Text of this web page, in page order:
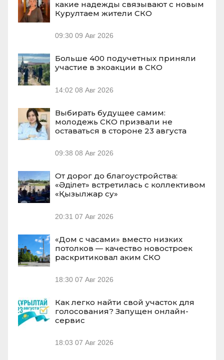
какие надежды связывают с новым
Курултаем жители СКО
09:30 09 Авг 2026
Больше 400 подучетных приняли
участие в экоакции в СКО
14:02 08 Авг 2026
Выбирать будущее самим:
молодежь СКО призвали не
оставаться в стороне 23 августа
09:38 08 Авг 2026
От дорог до благоустройства:
«Әділет» встретилась с коллективом
«Қызылжар су»
20:31 07 Авг 2026
«Дом с часами» вместо низких
потолков — качество новостроек
раскритиковал аким СКО
18:30 07 Авг 2026
Как легко найти свой участок для
голосования? Запущен онлайн-
сервис
18:03 07 Авг 2026